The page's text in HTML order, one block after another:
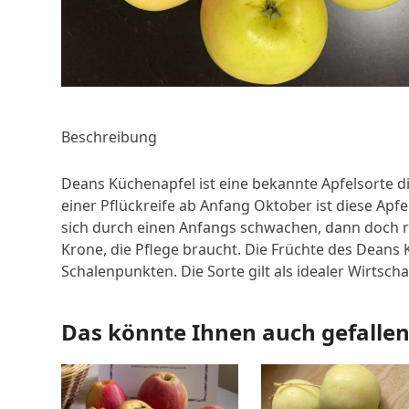
Beschreibung
Deans Küchenapfel ist eine bekannte Apfelsorte
einer Pflückreife ab Anfang Oktober ist diese
sich durch einen Anfangs schwachen, dann
Krone, die Pflege braucht. Die Früchte des
Schalenpunkten. Die Sorte gilt als idealer
Das könnte Ihnen auch